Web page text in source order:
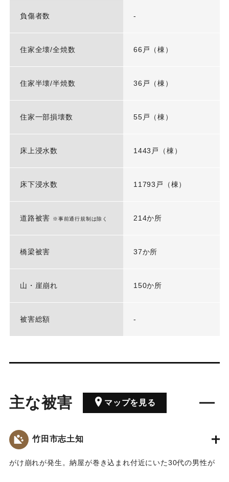
負傷者数 -
住家全壊/全焼数 66戸（棟）
住家半壊/半焼数 36戸（棟）
住家一部損壊数 55戸（棟）
床上浸水数 1443戸（棟）
床下浸水数 11793戸（棟）
道路被害 ※事前通行規制は除く 214か所
橋梁被害 37か所
山・崖崩れ 150か所
被害総額 -
主な被害 マップを見る
竹田市志土知
がけ崩れが発生。納屋が巻き込まれ付近にいた30代の男性が